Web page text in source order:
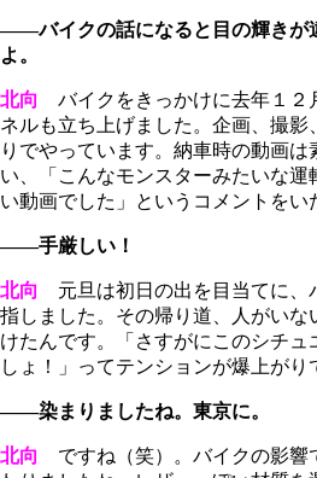
――バイクの話になると目の輝きが
よ。
北向
バイクをきっかけに去年１２
ネルも立ち上げました。企画、撮影
りでやっています。納車時の動画は
い、「こんなモンスターみたいな
い動画でした」というコメントをい
――手厳しい！
北向
元旦は初日の出を目当てに、
指しました。その帰り道、人がいな
けたんです。「さすがにこのシチ
しょ！」ってテンションが爆上がり
――染まりましたね。東京に。
北向
ですね（笑）。バイクの影響